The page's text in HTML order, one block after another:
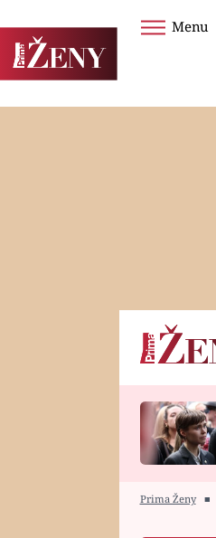
Menu
Horoskopy
HOROSKOP NA
Prima Ženy ■